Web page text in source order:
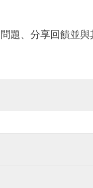
題、分享回饋並